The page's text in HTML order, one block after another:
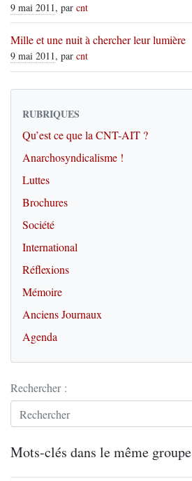
9 mai 2011, par cnt
Mille et une nuit à chercher leur lumière
9 mai 2011, par cnt
RUBRIQUES
Qu’est ce que la CNT-AIT ?
Anarchosyndicalisme !
Luttes
Brochures
Société
International
Réflexions
Mémoire
Anciens Journaux
Agenda
Rechercher :
Mots-clés dans le même groupe